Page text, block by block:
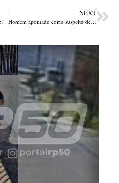
Mulher morre durante salto de rope jump após falha em equipamento de segurança em São Paulo
NEXT
Homem apontado como suspeito de participação no assassinato de “Cabeça de Ovo” é preso em Parnaíba